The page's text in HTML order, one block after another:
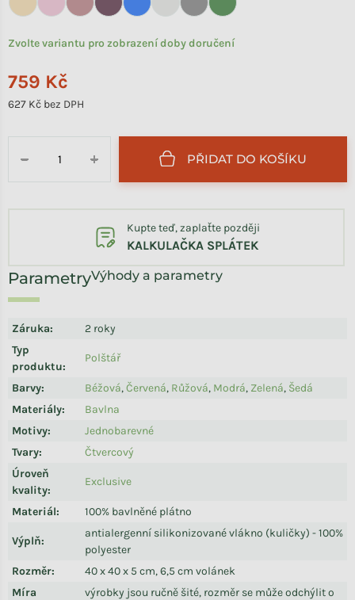
759 Kč
627 Kč bez DPH
Zvolte variantu pro zobrazení doby doručení
+
− PŘIDAT DO KOŠÍKU
Výhody a parametry
Záruka:
2 roky
Typ
produktu:
Polštář
Barvy: Béžová,Červená, Růžová, Modrá, Zelená, Šedá
Materiály:
Bavlna
Motivy:
Jednobarevné
Tvary:
Čtvercový
Úroveň
kvality:
Exclusive
Materiál: 100% bavlněné plátno
Výplň:
antialergenní silikonizované vlákno (kuličky) - 100%
polyester
Rozměr:
40 x 40 x 5 cm, 6,5 cm volánek
Míra
výrobky jsou ručně šité, rozměr se může odchýlit o
Kupte teď, zaplaťte později
KALKULAČKA SPLÁTEK